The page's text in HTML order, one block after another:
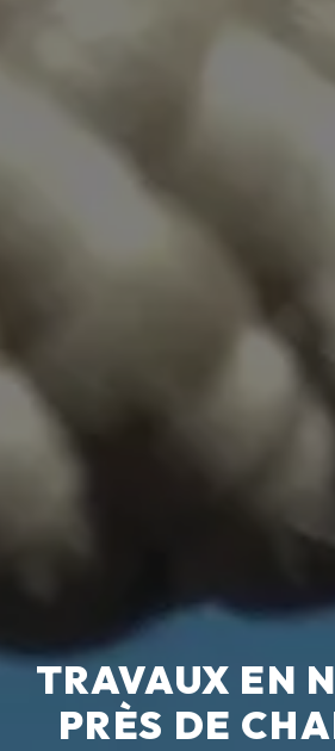
TRAVAUX EN
PRÈS DE